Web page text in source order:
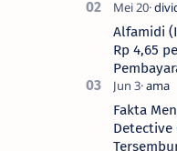
Alfamidi
Rp 4,65
Fakta
Detective